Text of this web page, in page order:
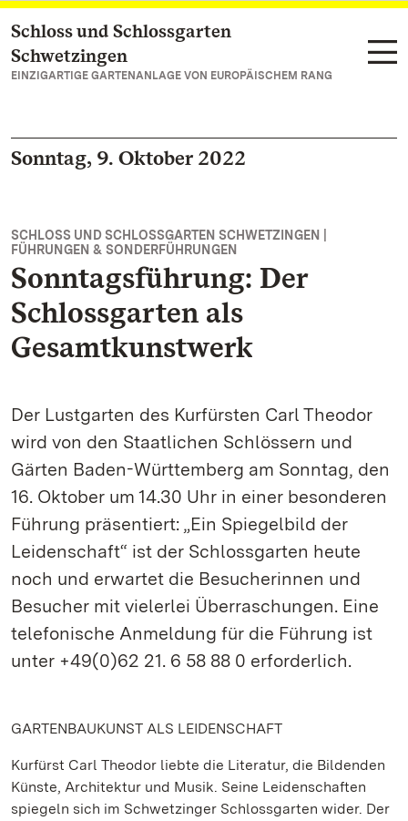
Zum Hauptinhalt springen
Schloss und Schlossgarten
Schwetzingen
EINZIGARTIGE GARTENANLAGE VON EUROPÄISCHEM RANG
Sonntag, 9. Oktober 2022
SCHLOSS UND SCHLOSSGARTEN SCHWETZINGEN |
FÜHRUNGEN & SONDERFÜHRUNGEN
Sonntagsführung: Der
Schlossgarten als
Gesamtkunstwerk
Der Lustgarten des Kurfürsten Carl Theodor
wird von den Staatlichen Schlössern und
Gärten Baden-Württemberg am Sonntag, den
16. Oktober um 14.30 Uhr in einer besonderen
Führung präsentiert: „Ein Spiegelbild der
Leidenschaft“ ist der Schlossgarten heute
noch und erwartet die Besucherinnen und
Besucher mit vielerlei Überraschungen. Eine
telefonische Anmeldung für die Führung ist
unter +49(0)62 21. 6 58 88 0 erforderlich.
GARTENBAUKUNST ALS LEIDENSCHAFT
Kurfürst Carl Theodor liebte die Literatur, die Bildenden
Künste, Architektur und Musik. Seine Leidenschaften
spiegeln sich im Schwetzinger Schlossgarten wider. Der